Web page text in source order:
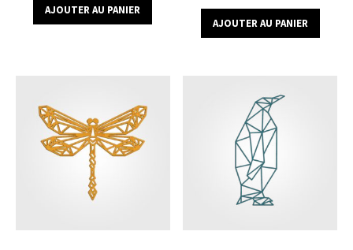
AJOUTER AU PANIER
AJOUTER AU PANIER